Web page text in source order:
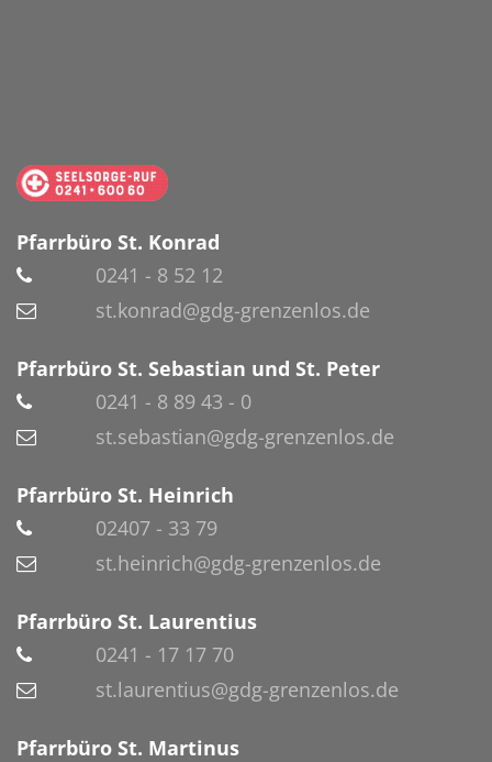
Pfarrbüro St. Konrad
0241 - 8 52 12
st.konrad@gdg-grenzenlos.de
Pfarrbüro St. Sebastian und St. Peter
0241 - 8 89 43 - 0
st.sebastian@gdg-grenzenlos.de
Pfarrbüro St. Heinrich
02407 - 33 79
st.heinrich@gdg-grenzenlos.de
Pfarrbüro St. Laurentius
0241 - 17 17 70
st.laurentius@gdg-grenzenlos.de
Pfarrbüro St. Martinus